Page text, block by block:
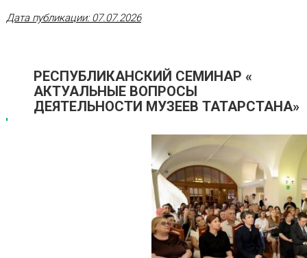
Дата публикации: 07.07.2026
РЕСПУБЛИКАНСКИЙ СЕМИНАР «
АКТУАЛЬНЫЕ ВОПРОСЫ
ДЕЯТЕЛЬНОСТИ МУЗЕЕВ ТАТАРСТАНА»